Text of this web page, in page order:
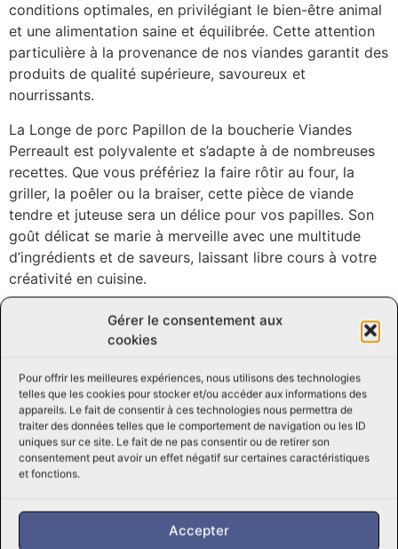
Gérer le consentement aux
cookies
Pour offrir les meilleures expériences, nous utilisons des technologies
telles que les cookies pour stocker et/ou accéder aux informations des
appareils. Le fait de consentir à ces technologies nous permettra de
traiter des données telles que le comportement de navigation ou les ID
uniques sur ce site. Le fait de ne pas consentir ou de retirer son
consentement peut avoir un effet négatif sur certaines caractéristiques
et fonctions.
Accepter
conditions optimales, en privilégiant le bien-être animal
et une alimentation saine et équilibrée. Cette attention
particulière à la provenance de nos viandes garantit des
produits de qualité supérieure, savoureux et
nourrissants.
La Longe de porc Papillon de la boucherie Viandes
Perreault est polyvalente et s’adapte à de nombreuses
recettes. Que vous préfériez la faire rôtir au four, la
griller, la poêler ou la braiser, cette pièce de viande
tendre et juteuse sera un délice pour vos papilles. Son
goût délicat se marie à merveille avec une multitude
d’ingrédients et de saveurs, laissant libre cours à votre
créativité en cuisine.
Pour sublimer votre repas, accompagnez la Longe de
porc Papillon de légumes de saison, de pommes de
maison ou un condiment de votre choix pour une
touche supplémentaire de gourmandise.
Offrez-vous une expérience gustative inoubliable avec
la Longe de porc Papillon de la boucherie Viandes
Perreault. Savourez chaque bouchée de cette viande
Faites confiance à notre savoir-faire et à notre passion
pour la qualité pour vous offrir des produits d’exception